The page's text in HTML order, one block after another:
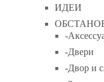
ИДЕИ
-
-Двери
-Двор и